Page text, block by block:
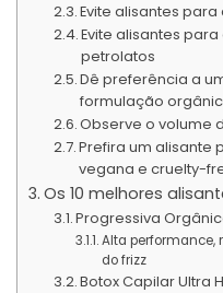
Evite alisantes
Evite alisantes
petrolatos
Dê preferência a
formulação
Observe o volume
Prefira um alisante
vegana e cruelty-
Os 10 melhores
Progressiva
Alta performance,
do frizz
Botox Capilar Ultra